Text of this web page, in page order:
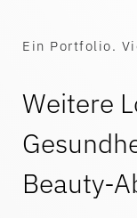
Ein Portfolio.
Weitere
Beauty-